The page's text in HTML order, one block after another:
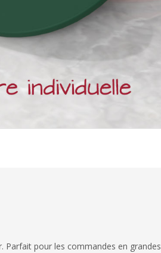
Parfait pour les commandes en grandes